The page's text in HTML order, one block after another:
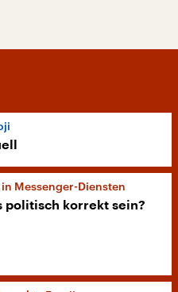
Messenger-Diensten
politisch korrekt sein?